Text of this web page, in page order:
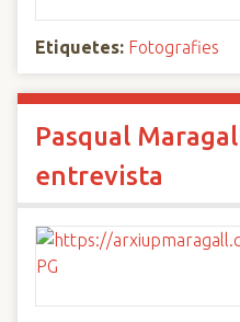
Etiquetes: Fotografies
Pasqual
entrevista